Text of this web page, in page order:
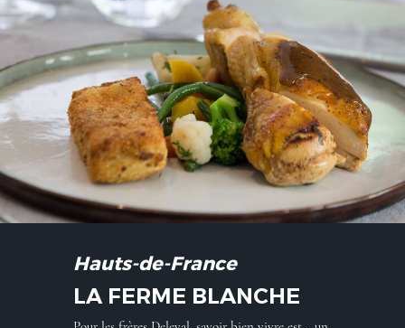
Hauts-de-France
LA FERME BLANCHE